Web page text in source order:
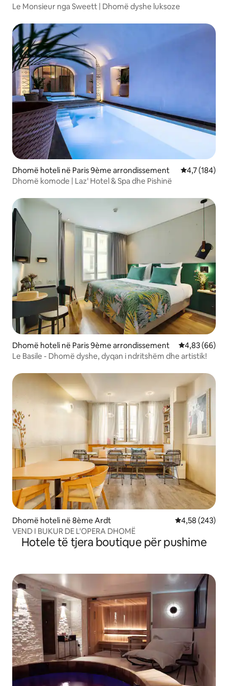
Le Monsieur nga Sweett | Dhomë dyshe luksoze
Dhomë hoteli në Paris 9ème arrondissement Vlerësimi
4,7 (184)
Dhomë komode | Laz' Hotel & Spa dhe Pishinë
Dhomë hoteli në Paris 9ème arrondissement Vlerësimi
4,83 (66)
Le Basile - Dhomë dyshe, dyqan i ndritshëm dhe artistik!
Dhomë hoteli në 8ème Ardt Vlerësimi
4,58 (243)
VEND I BUKUR DE L'OPERA DHOMË
Hotele të tjera boutique për pushime